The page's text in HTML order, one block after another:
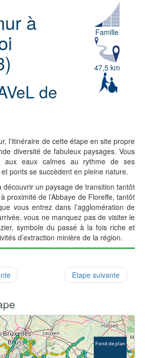
à
de
Famille
47,5 km
l'itinéraire de cette étape en site propre
diversitéde fabuleux paysages. Vous
aux eaux calmes au rythme de ses
ponts se succèdent en pleine nature.
découvrir un paysage de transition tantôt
proximité de l’Abbaye de Floreffe, tantôt
vous entrez dans l’agglomération de
vous ne manquez pas de visiter le
symbole du passé à la fois riche et
d’extraction minière de la région.
Etape suivante